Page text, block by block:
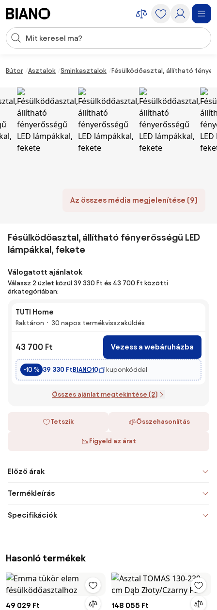
Keresési bevitel
Bútor Asztalok Sminkasztalok Fésülködőasztal, állítható
Az összes média megjelenítése (9)
Fésülködőasztal, állítható fényerősségű LED
lámpákkal, fekete
Válogatott ajánlatok
Válassz 2 üzlet közül 39 330 Ft és 43 700 Ft közötti
árkategóriában:
TUTI Home
Raktáron 30 napos termékvisszaküldés
43 700 Ft Vezess a webáruházba
-10 % 39 330 FtBIANO10 kuponkóddal
Összes ajánlat megtekintése (2)
Tetszik Összehasonlítás
Figyeld az árat
Előző árak
Termékleírás
Specifikációk
Hasonló termékek
49 029 Ft 148 055 Ft